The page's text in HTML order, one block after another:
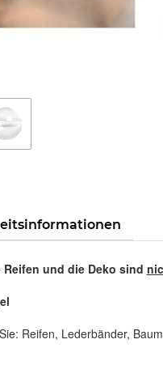
und die Deko sind
Reifen, Lederbänder,